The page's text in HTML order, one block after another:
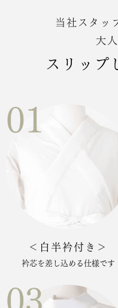
当社スタッ
大
スリップ
＜白半衿付き＞
衿芯を差し込める仕様です